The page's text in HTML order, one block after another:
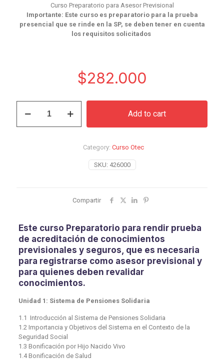
Curso Preparatorio para Asesor Previsional
Importante: Este curso es preparatorio para la prueba
presencial que se rinde en la SP, se deben tener en cuenta
los requisitos solicitados
$282.000
Preparatorio
Add to cart
SKU: 426000
Category: Curso Otec
Compartir
Este curso Preparatorio para rendir prueba
de acreditación de conocimientos
previsionales y seguros , que es necesaria
para registrarse como asesor previsional y
para quienes deben revalidar
conocimientos.
Unidad 1: Sistema de Pensiones Solidaria
1.1 Introducción al Sistema de Pensiones Solidaria
1.2 Importancia y Objetivos del Sistema en el Contexto de la
Seguridad Social
1.3 Bonificación por Hijo Nacido Vivo
1.4 Bonificación de Salud